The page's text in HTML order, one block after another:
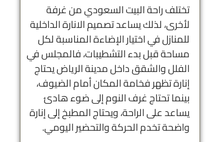
تختلف راحة البيت السعودي من غرفة
لأخرى، لذلك يساعد تصميم الانارة الداخلية
للمنازل في اختيار الإضاءة المناسبة لكل
مساحة قبل بدء التشطيبات، فالمجلس في
الفلل والشقق داخل مدينة الرياض يحتاج
إنارة تظهر فخامة المكان أمام الضيوف،
بينما تحتاج غرف النوم إلى ضوء هادئ
يساعد على الراحة، ويحتاج المطبخ إلى إنارة
واضحة تخدم الحركة والتحضير اليومي.